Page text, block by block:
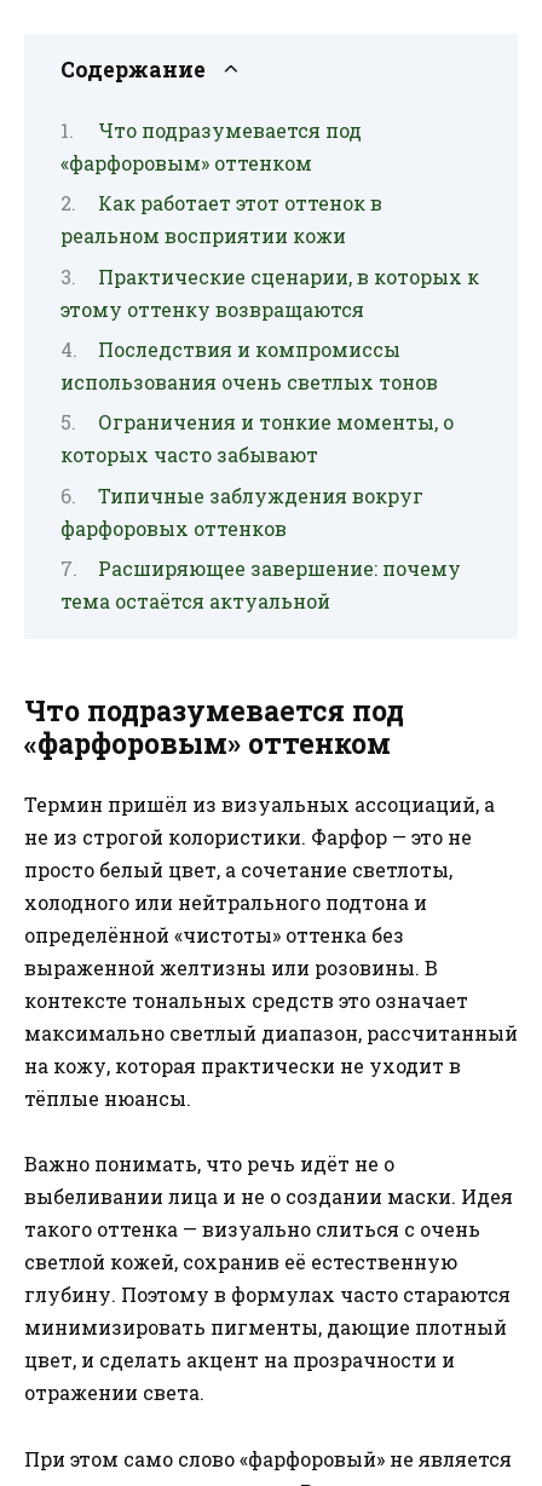
Содержание
Что подразумевается под
«фарфоровым» оттенком
Как работает этот оттенок в
реальном восприятии кожи
Практические сценарии, в которых к
этому оттенку возвращаются
Последствия и компромиссы
использования очень светлых тонов
Ограничения и тонкие моменты, о
которых часто забывают
Типичные заблуждения вокруг
фарфоровых оттенков
Расширяющее завершение: почему
тема остаётся актуальной
Что подразумевается под
«фарфоровым» оттенком
Термин пришёл из визуальных ассоциаций, а
не из строгой колористики. Фарфор — это не
просто белый цвет, а сочетание светлоты,
холодного или нейтрального подтона и
определённой «чистоты» оттенка без
выраженной желтизны или розовины. В
контексте тональных средств это означает
максимально светлый диапазон, рассчитанный
на кожу, которая практически не уходит в
тёплые нюансы.
Важно понимать, что речь идёт не о
выбеливании лица и не о создании маски. Идея
такого оттенка — визуально слиться с очень
светлой кожей, сохранив её естественную
глубину. Поэтому в формулах часто стараются
минимизировать пигменты, дающие плотный
цвет, и сделать акцент на прозрачности и
отражении света.
При этом само слово «фарфоровый» не является